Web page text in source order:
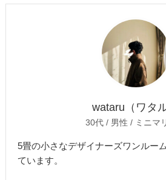
wataru（ワタル
30代 / 男性 / ミニマ
5畳の小さなデザイナーズワンルー
ています。